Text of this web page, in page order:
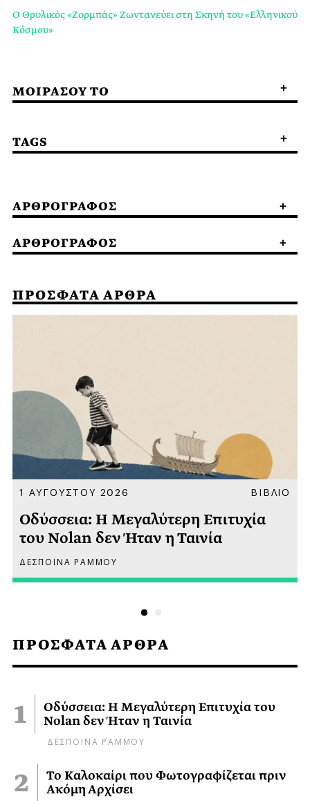
ΠΡΟΣΦΑΤΑ ΑΡΘΡΑ
Οδύσσεια: Η Μεγαλύτερη Επιτυχία του
Nolan δεν Ήταν η Ταινία
ΔΕΣΠΟΙΝΑ ΡΑΜΜΟΥ
Το Καλοκαίρι που Φωτογραφίζεται πριν
Ακόμη Αρχίσει
Ο Θρυλικός «Ζορμπάς» Ζωντανεύει στη Σκηνή του «Ελληνικού
Κόσμου»
ΜΟΙΡΑΣΟΥ ΤΟ
TAGS
ΑΡΘΡΟΓΡΑΦΟΣ
ΑΡΘΡΟΓΡΑΦΟΣ
ΠΡΟΣΦΑΤΑ ΑΡΘΡΑ
1 ΑΥΓΟΥΣΤΟΥ 2026 ΒΙΒΛΙΟ
Οδύσσεια: Η Μεγαλύτερη Επιτυχία
του Nolan δεν Ήταν η Ταινία
ΔΕΣΠΟΙΝΑ ΡΑΜΜΟΥ